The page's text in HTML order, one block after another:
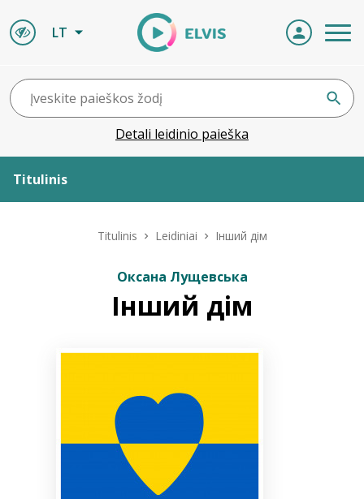
LT
Detali leidinio paieška
Titulinis
Titulinis Leidiniai Інший дім
Оксана Лущевська
Інший дім